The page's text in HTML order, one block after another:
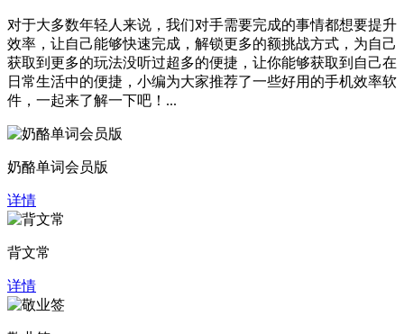
对于大多数年轻人来说，我们对手需要完成的事情都想要提升
效率，让自己能够快速完成，解锁更多的额挑战方式，为自己
获取到更多的玩法没听过超多的便捷，让你能够获取到自己在
日常生活中的便捷，小编为大家推荐了一些好用的手机效率软
件，一起来了解一下吧！...
奶酪单词会员版
详情
背文常
详情